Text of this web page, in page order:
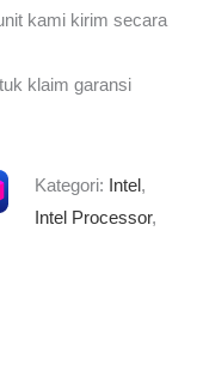
kami kirim secara
klaim garansi
Kategori: Intel,
Intel Processor,